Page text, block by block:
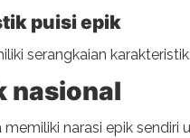
puisi epik
serangkaian karakteristik:
nasional
narasi epik sendiri